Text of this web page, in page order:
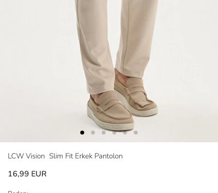
LCW Vision Slim Fit Erkek Pantolon
16,99 EUR